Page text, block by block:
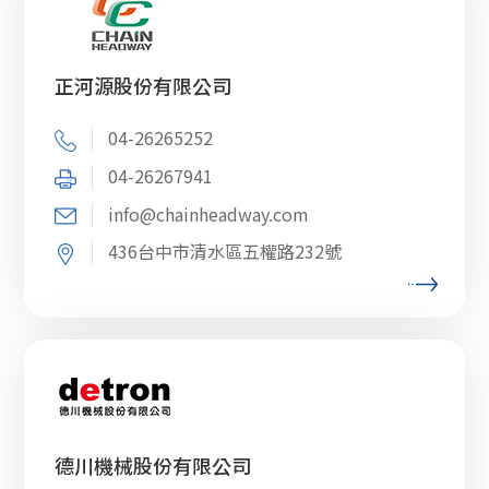
正河源股份有限公司
04-26265252
04-26267941
info@chainheadway.com
436台中市清水區五權路232號
德川機械股份有限公司